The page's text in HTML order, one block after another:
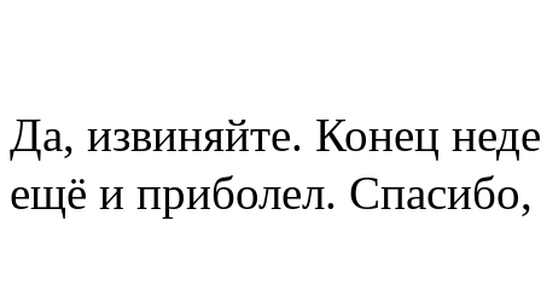
Да, извиняйте. Конец
ещё и приболел.